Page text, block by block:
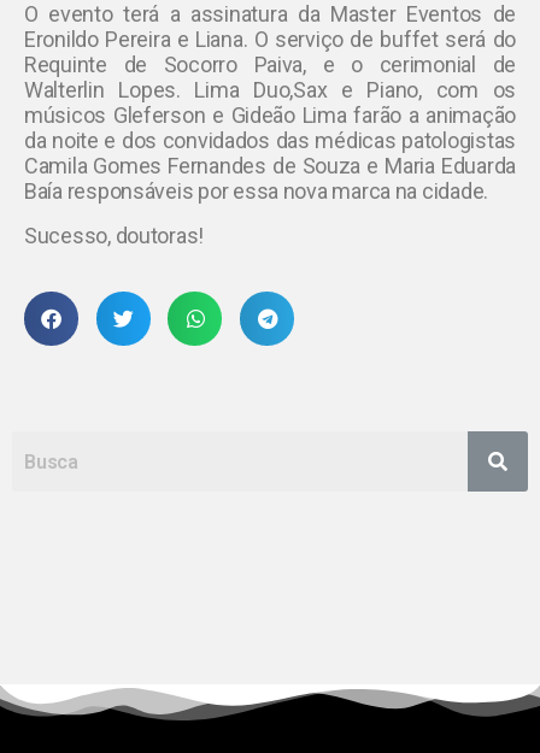
O evento terá a assinatura da Master Eventos de
Eronildo Pereira e Liana. O serviço de buffet será do
Requinte de Socorro Paiva, e o cerimonial de
Walterlin Lopes. Lima Duo,Sax e Piano, com os
músicos Gleferson e Gideão Lima farão a animação
da noite e dos convidados das médicas patologistas
Camila Gomes Fernandes de Souza e Maria Eduarda
Baía responsáveis por essa nova marca na cidade.
Sucesso, doutoras!